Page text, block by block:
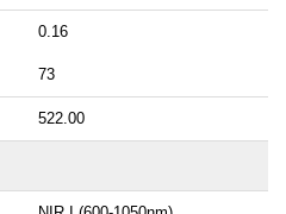
0.16
73
522.00